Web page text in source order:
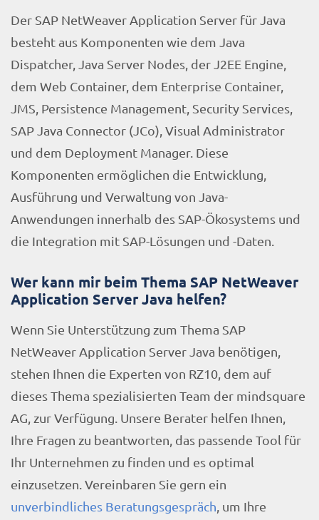
Der SAP NetWeaver Application Server für Java
besteht aus Komponenten wie dem Java
Dispatcher, Java Server Nodes, der J2EE Engine,
dem Web Container, dem Enterprise Container,
JMS, Persistence Management, Security Services,
SAP Java Connector (JCo), Visual Administrator
und dem Deployment Manager. Diese
Komponenten ermöglichen die Entwicklung,
Ausführung und Verwaltung von Java-
Anwendungen innerhalb des SAP-Ökosystems und
die Integration mit SAP-Lösungen und -Daten.
Wer kann mir beim Thema SAP NetWeaver
Application Server Java helfen?
Wenn Sie Unterstützung zum Thema SAP
NetWeaver Application Server Java benötigen,
stehen Ihnen die Experten von RZ10, dem auf
dieses Thema spezialisierten Team der mindsquare
AG, zur Verfügung. Unsere Berater helfen Ihnen,
Ihre Fragen zu beantworten, das passende Tool für
Ihr Unternehmen zu finden und es optimal
einzusetzen. Vereinbaren Sie gern ein
unverbindliches Beratungsgespräch , um Ihre